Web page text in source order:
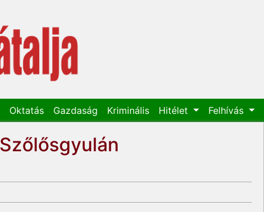
Oktatás Gazdaság Kriminális Hitélet Felhívás